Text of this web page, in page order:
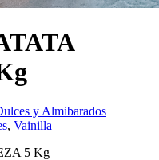
y Almibarados
, Vainilla
5 Kg